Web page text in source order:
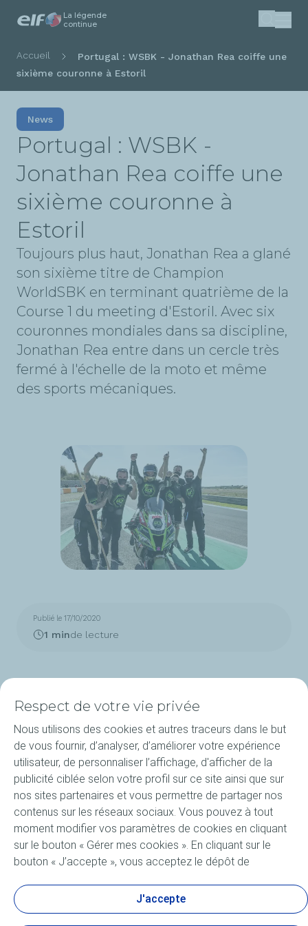
contenu
La légende
continue
Fil
d'Ariane
Accueil
Portugal : WSBK - Jonathan Rea coiffe une
sixième couronne à Estoril
News
Portugal : WSBK -
Jonathan Rea coiffe une
sixième couronne à
Estoril
Toujours plus haut, Jonathan Rea a glané
son sixième titre de Champion
WorldSBK en terminant quatrième de la
Course 1 du meeting d'Estoril. Avec six
couronnes mondiales dans sa discipline,
Jonathan Rea entre dans un cercle très
fermé à l'échelle de la moto et même
des sports mécaniques.
Publié le 17/10/2020
1 minde lecture
Produits
L'expertise ELF
À propos d'ELF
Compétitions
Respect de votre vie privée
Nous utilisons des cookies et autres traceurs dans le but
de vous fournir, d’analyser, d’améliorer votre expérience
utilisateur, de personnaliser l’affichage, d'afficher de la
publicité ciblée selon votre profil sur ce site ainsi que sur
nos sites partenaires et vous permettre de partager nos
contenus sur les réseaux sociaux. Vous pouvez à tout
moment modifier vos paramètres de cookies en cliquant
sur le bouton « Gérer mes cookies ». En cliquant sur le
bouton « J’accepte », vous acceptez le dépôt de
« Je refuse », seuls les cookies techniques nécessaires au
bon fonctionnement du site seront utilisés. Pour plus
J'accepte